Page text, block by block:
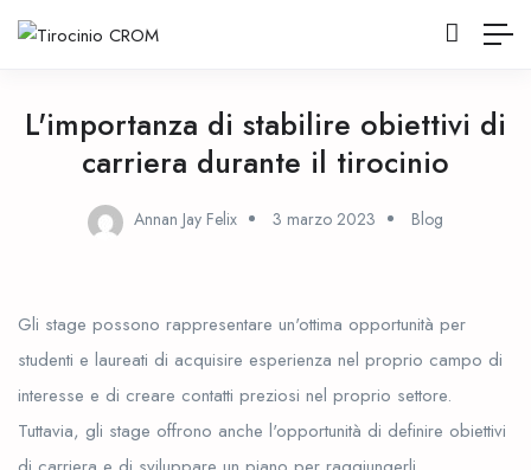
L'importanza di stabilire obiettivi di
carriera durante il tirocinio
Annan Jay Felix 3 marzo 2023 Blog
Gli stage possono rappresentare un'ottima opportunità per
studenti e laureati di acquisire esperienza nel proprio campo di
interesse e di creare contatti preziosi nel proprio settore.
Tuttavia, gli stage offrono anche l'opportunità di definire obiettivi